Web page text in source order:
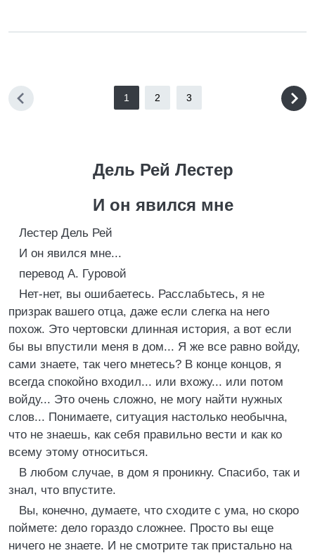
1 2 3
Дель Рей Лестер
И он явился мне
Лестер Дель Рей
И он явился мне...
перевод А. Гуровой
Нет-нет, вы ошибаетесь. Расслабьтесь, я не
призрак вашего отца, даже если слегка на него
похож. Это чертовски длинная история, а вот если
бы вы впустили меня в дом... Я же все равно войду,
сами знаете, так чего мнетесь? В конце концов, я
всегда спокойно входил... или вхожу... или потом
войду... Это очень сложно, не могу найти нужных
слов... Понимаете, ситуация настолько необычна,
что не знаешь, как себя правильно вести и как ко
всему этому относиться.
В любом случае, в дом я проникну. Спасибо, так и
знал, что впустите.
Вы, конечно, думаете, что сходите с ума, но скоро
поймете: дело гораздо сложнее. Просто вы еще
ничего не знаете. И не смотрите так пристально на